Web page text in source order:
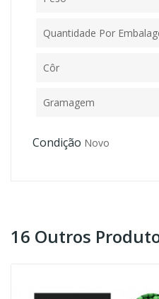
Quantidade Por
Côr
Gramagem
Condição Novo
16 Outros